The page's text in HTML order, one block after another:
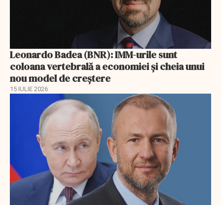
Leonardo Badea (BNR): IMM-urile sunt
coloana vertebrală a economiei și cheia unui
nou model de creștere
15 IULIE 2026